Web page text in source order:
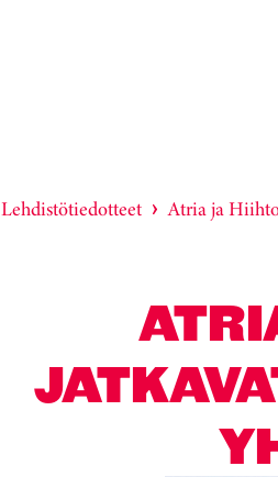
Lehdistötiedotteet Atria ja